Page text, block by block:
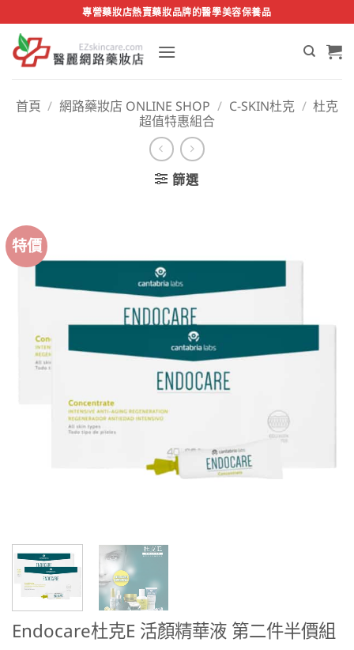
to
content
專營藥妝店熱賣藥妝品牌的醫學美容保養品
首頁 / 網路藥妝店 ONLINE SHOP / C-SKIN杜克 / 杜克
超值特惠組合
篩選
特價
Endocare杜克E 活顏精華液 第二件半價組